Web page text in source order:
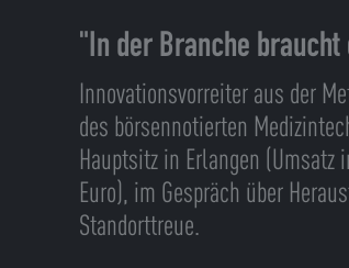
"In der Branche braucht
Innovationsvorreiter aus der
des börsennotierten
Hauptsitz in Erlangen (Umsatz
Euro), im Gespräch über
Standorttreue.